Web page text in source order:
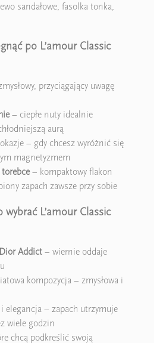
sandałowe, fasolka tonka,
po L’amour Classic
przyciągający uwagę
– ciepłe nuty idealnie
aurą
– gdy chcesz wyróżnić się
magnetyzmem
– kompaktowy flakon
zapach zawsze przy sobie
wybrać L’amour Classic
Dior Addict – wiernie oddaje
kompozycja – zmysłowa i
elegancja – zapach utrzymuje
wiele godzin
chcą podkreślić swoją